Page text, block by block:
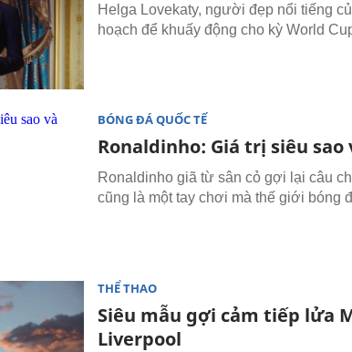
Helga Lovekaty, người đẹp nổi tiếng
hoạch để khuấy động cho kỳ World
BÓNG ĐÁ QUỐC TẾ
Ronaldinho: Giá trị siêu
Ronaldinho giã từ sân cỏ gợi lại câu
cũng là một tay chơi mà thế giới bóng
THỂ THAO
Siêu mẫu gợi cảm tiếp lửa
Liverpool